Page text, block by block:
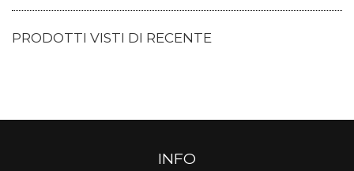
PRODOTTI VISTI DI RECENTE
INFO